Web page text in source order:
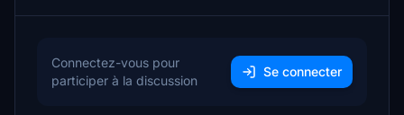
Connectez-vous pour
participer à la discussion
Se connecter